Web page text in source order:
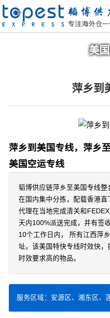
美
萍乡到
萍乡到美国专线，萍乡
美国空运专线
韬博供应链萍乡至美国专线
在国内集中分拣，配载香港
代理在当地完成清关和
天内100%派送完成，并有签
10个工作日内， 所有江西萍
址。该美国特快专线时效快，
时效要求高的物品。
服务区域：安源区、湘东区、